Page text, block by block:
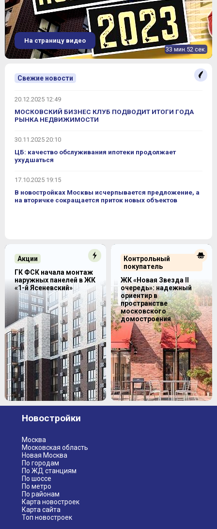
33 мин.52 сек.
На страницу видео
Свежие новости
20.12.2025 12:49
МОСКОВСКИЙ БИЗНЕС КЛУБ ПОДВОДИТ ИТОГИ ГОДА
РЫНКА НЕДВИЖИМОСТИ
30.11.2025 20:10
ЦБ: качество обслуживания ипотеки продолжает
ухудшаться
17.10.2025 19:15
В новостройках Москвы исчерпывается предложение, а
на вторичке сокращается приток новых объектов
Контрольный
покупатель
ЖК «Новая Звезда II
очередь»: надежный
ориентир в
пространстве
московского
домостроения
Акции
ГК ФСК начала монтаж
наружных панелей в ЖК
«1-й Ясеневский»
Новостройки
Москва
Московская область
Новая Москва
По городам
По ЖД станциям
По шоссе
По метро
По районам
Карта новостроек
Карта сайта
Топ новостроек